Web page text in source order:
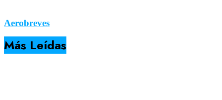
Aerobreves
Más Leídas